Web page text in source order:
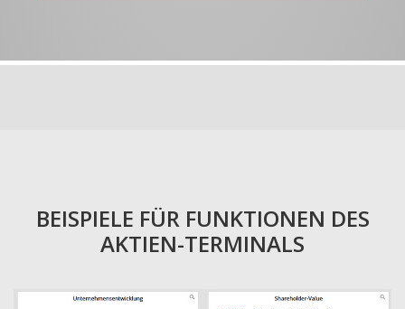
BEISPIELE FÜR FUNKTIONEN DES
AKTIEN-TERMINALS